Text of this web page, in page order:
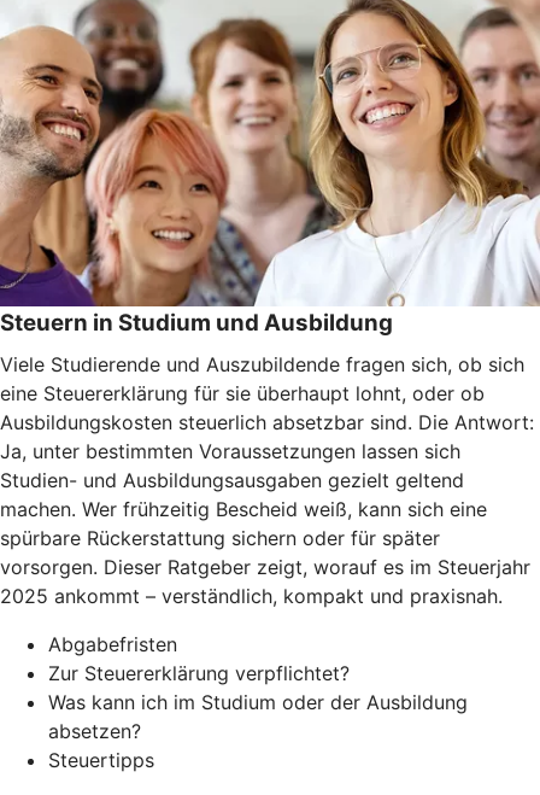
Steuern in Studium und Ausbildung
Viele Studierende und Auszubildende fragen sich, ob sich
eine Steuererklärung für sie überhaupt lohnt, oder ob
Ausbildungskosten steuerlich absetzbar sind. Die Antwort:
Ja, unter bestimmten Voraussetzungen lassen sich
Studien- und Ausbildungsausgaben gezielt geltend
machen. Wer frühzeitig Bescheid weiß, kann sich eine
spürbare Rückerstattung sichern oder für später
vorsorgen. Dieser Ratgeber zeigt, worauf es im Steuerjahr
2025 ankommt – verständlich, kompakt und praxisnah.
Abgabefristen
Zur Steuererklärung verpflichtet?
Was kann ich im Studium oder der Ausbildung
absetzen?
Steuertipps